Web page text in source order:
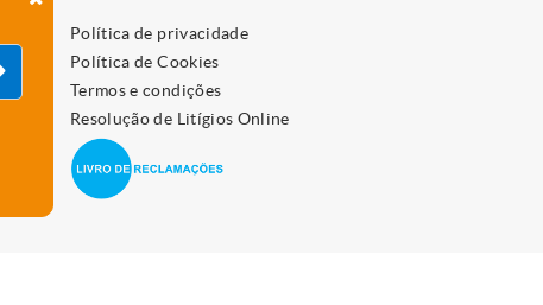
Política de privacidade
Política de Cookies
Termos e condições
Resolução de Litígios Online